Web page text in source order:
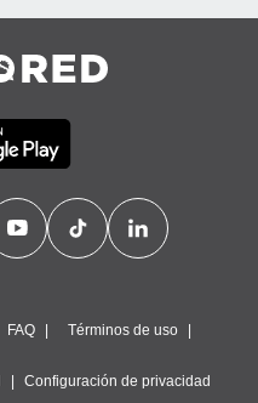
FAQ Términos de uso
Configuración de privacidad